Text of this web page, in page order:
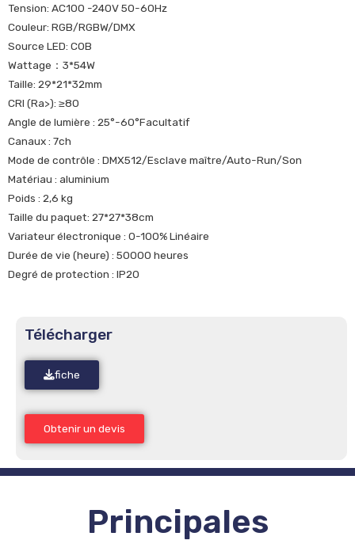
Tension: AC100 -240V 50-60Hz
Couleur: RGB/RGBW/DMX
Source LED: COB
Wattage：3*54W
Taille: 29*21*32mm
CRI (Ra>): ≥80
Angle de lumière : 25°-60°Facultatif
Canaux : 7ch
Mode de contrôle : DMX512/Esclave maître/Auto-Run/Son
Matériau : aluminium
Poids : 2,6 kg
Taille du paquet: 27*27*38cm
Variateur électronique : 0-100% Linéaire
Durée de vie (heure) : 50000 heures
Degré de protection : IP20
Télécharger
fiche
Obtenir un devis
Principales